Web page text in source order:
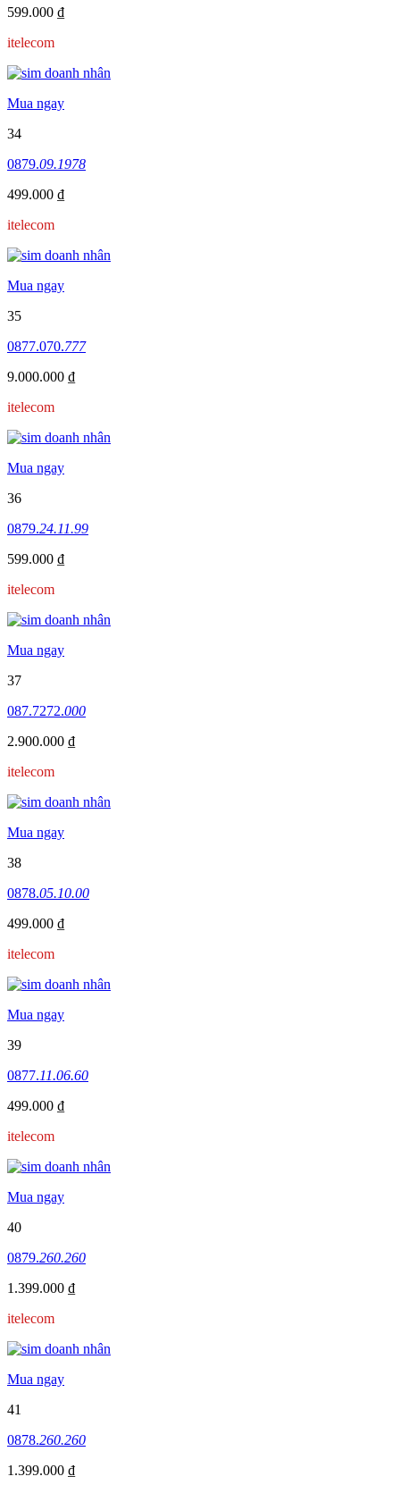
599.000 ₫
itelecom
Mua ngay
34
0879.09.1978
499.000 ₫
itelecom
Mua ngay
35
0877.070.777
9.000.000 ₫
itelecom
Mua ngay
36
0879.24.11.99
599.000 ₫
itelecom
Mua ngay
37
087.7272.000
2.900.000 ₫
itelecom
Mua ngay
38
0878.05.10.00
499.000 ₫
itelecom
Mua ngay
39
0877.11.06.60
499.000 ₫
itelecom
Mua ngay
40
0879.260.260
1.399.000 ₫
itelecom
Mua ngay
41
0878.260.260
1.399.000 ₫